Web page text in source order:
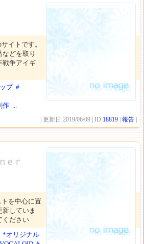
イトです。
どを取り
戦争アイギ
プ #
作 ...
| 更新日:2019/06/09 | ID:18819 |報告
を中心に置
していま
ください
*オリジナル